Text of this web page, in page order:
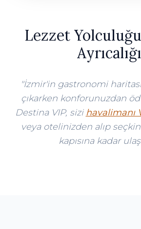
Lezzet
Ayrıcalığı
"İzmir'in gastronomi
çıkarken konforunuzdan
Destina VIP, sizi havalimanı
veya otelinizden alıp
kapısına kadar